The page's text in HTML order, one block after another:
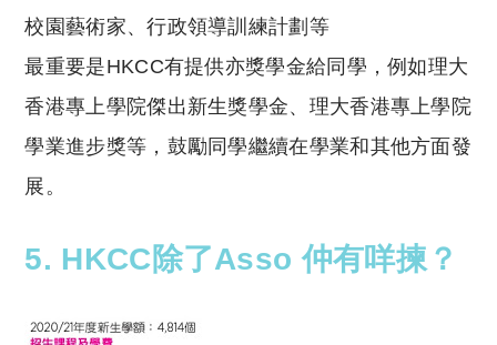
校園藝術家、行政領導訓練計劃等
最重要是HKCC有提供亦獎學金給同學，例如理大
香港專上學院傑出新生獎學金、理大香港專上學院
學業進步獎等，鼓勵同學繼續在學業和其他方面發
展。
5. HKCC除了Asso 仲有咩揀？